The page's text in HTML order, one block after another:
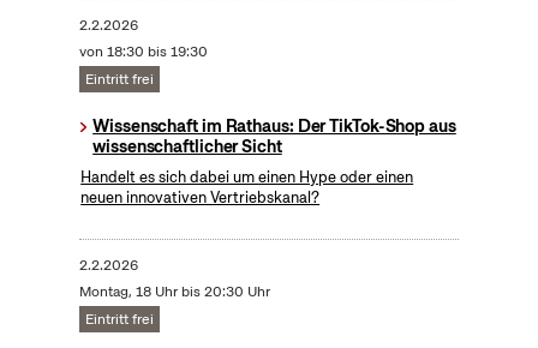
2.2.2026
von 18:30 bis 19:30
Eintritt frei
Wissenschaft im Rathaus: Der TikTok-Shop aus
wissenschaftlicher Sicht
Handelt es sich dabei um einen Hype oder einen
neuen innovativen Vertriebskanal?
2.2.2026
Montag, 18 Uhr bis 20:30 Uhr
Eintritt frei